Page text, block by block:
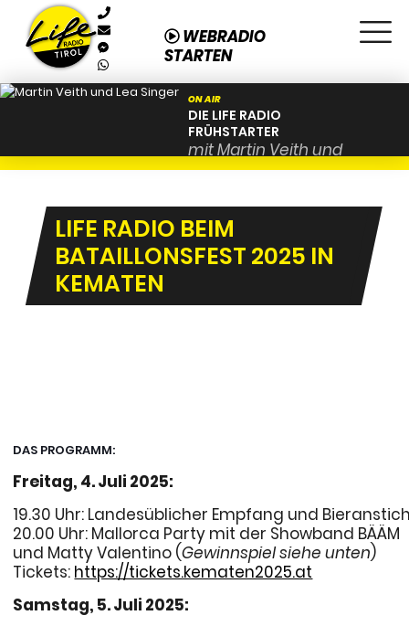
WEBRADIO
STARTEN
ON AIR
DIE LIFE RADIO
FRÜHSTARTER
mit Martin Veith und
Lea Singer von 06:00 bis
LIFE RADIO BEIM
BATAILLONSFEST 2025 IN
KEMATEN
DAS PROGRAMM:
Freitag, 4. Juli 2025:
19.30 Uhr: Landesüblicher Empfang und
20.00 Uhr: Mallorca Party mit der Showband BÄÄM
und Matty Valentino (Gewinnspiel siehe unten)
Tickets: https://tickets.kematen2025.at
Samstag, 5. Juli 2025: